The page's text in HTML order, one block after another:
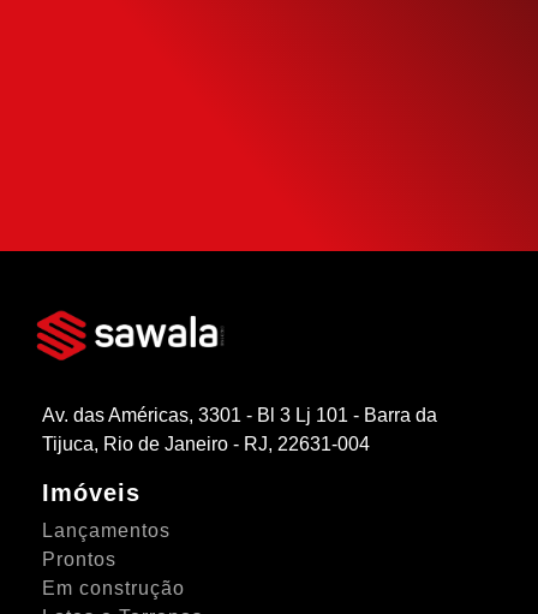
Av. das Américas, 3301 - Bl 3 Lj 101 - Barra da
Tijuca, Rio de Janeiro - RJ, 22631-004
Imóveis
Lançamentos
Prontos
Em construção